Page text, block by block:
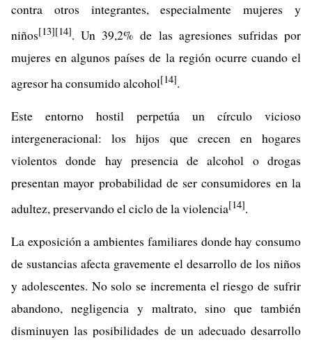
contra otros integrantes, especialmente mujeres y
niños[13][14]. Un 39,2% de las agresiones sufridas por
mujeres en algunos países de la región ocurre cuando el
agresor ha consumido alcohol[14].
Este entorno hostil perpetúa un círculo vicioso
intergeneracional: los hijos que crecen en hogares
violentos donde hay presencia de alcohol o drogas
presentan mayor probabilidad de ser consumidores en la
adultez, preservando el ciclo de la violencia[14].
La exposición a ambientes familiares donde hay consumo
de sustancias afecta gravemente el desarrollo de los niños
y adolescentes. No solo se incrementa el riesgo de sufrir
abandono, negligencia y maltrato, sino que también
disminuyen las posibilidades de un adecuado desarrollo